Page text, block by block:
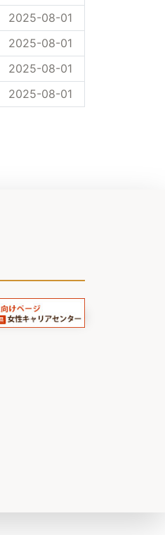
2025-08-01
2025-08-01
2025-08-01
2025-08-01